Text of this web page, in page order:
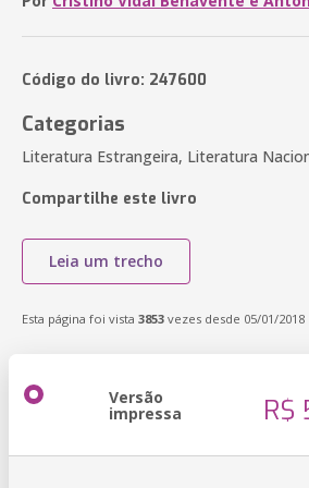
Código do livro: 247600
Categorias
Literatura Estrangeira, Literatura
Compartilhe este livro
Leia um trecho
Esta página foi vista 3853 vezes desde 05/01/2018
Versão
impressa R$